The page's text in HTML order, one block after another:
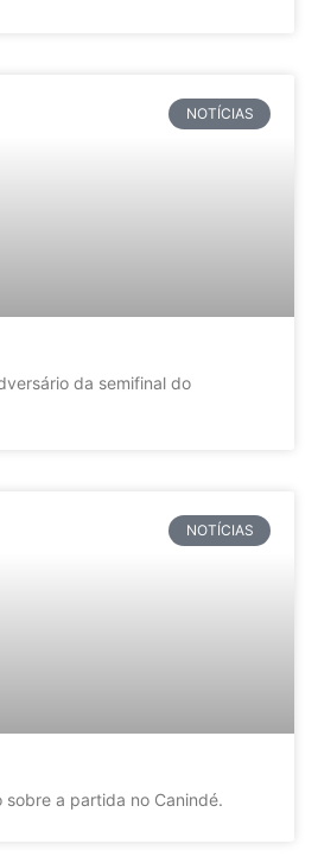
NOTÍCIAS
da semifinal do
NOTÍCIAS
a partida no Canindé.